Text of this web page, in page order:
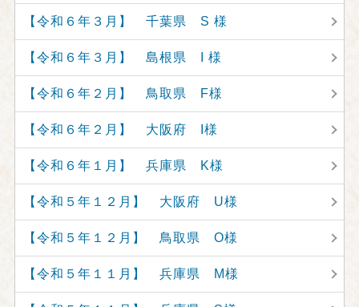
【令和６年３月】 千葉県 S 様
【令和６年３月】 島根県 I 様
【令和６年２月】 鳥取県 F様
【令和６年２月】 大阪府 I様
【令和６年１月】 兵庫県 K様
【令和５年１２月】 大阪府 U様
【令和５年１２月】 鳥取県 O様
【令和５年１１月】 兵庫県 M様